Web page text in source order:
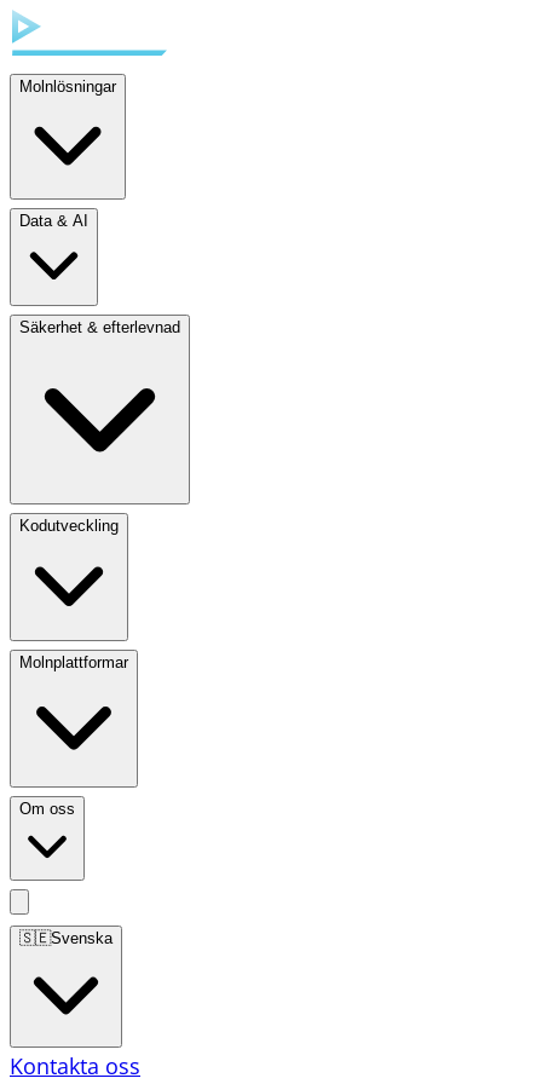
Molnlösningar
Data & AI
Säkerhet & efterlevnad
Kodutveckling
Molnplattformar
Om oss
🇸🇪Svenska
Kontakta oss